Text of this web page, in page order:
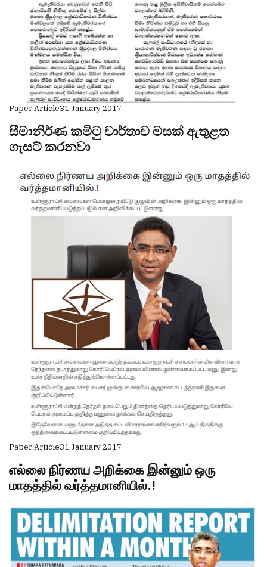
Paper Article31 January 2017
සීමානිර්ණ කමිටු වාර්තාව මසක් ඇතුළත
ගැසට් කරනවා
Paper Article31 January 2017
எல்லை நிர்ணய அறிக்கை இன்னும் ஒரு
மாதத்தில் வர்த்தமானியில்.!